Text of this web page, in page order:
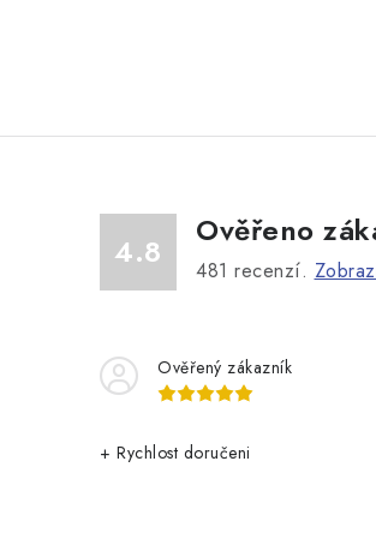
4.8
Ověřeno
481 recenzí.
Ověřený zákazník
+ Rychlost doručeni